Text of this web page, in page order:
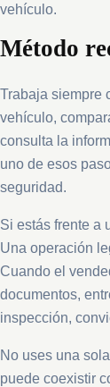
vehículo.
Método
Trabaja siempre
vehículo,
consulta la
uno de esos
seguridad.
Si estás frente a
Una operación
Cuando el
documentos,
inspección,
No uses una
puede coexistir